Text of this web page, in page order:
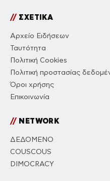
//ΣΧΕΤΙΚΑ
Αρχείο Ειδήσεων
Ταυτότητα
Πολιτική Cookies
Πολιτική προστασίας
Όροι χρήσης
Επικοινωνία
//NETWORK
ΔΕΔΟΜΕΝΟ
COUSCOUS
DIMOCRACY